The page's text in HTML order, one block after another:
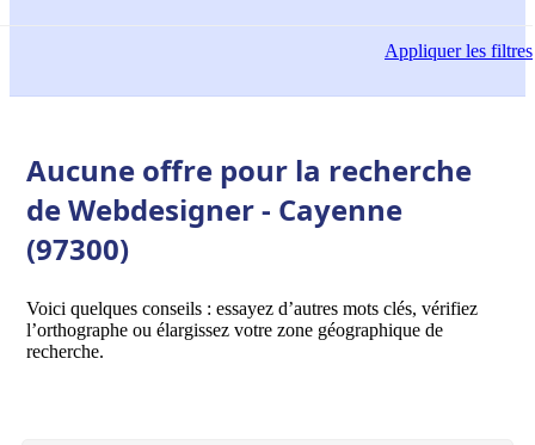
Appliquerles filtres
Aucune offre pour la recherche
de Webdesigner - Cayenne
(97300)
Voici quelques conseils : essayez d’autres mots clés, vérifiez
l’orthographe ou élargissez votre zone géographique de
recherche.